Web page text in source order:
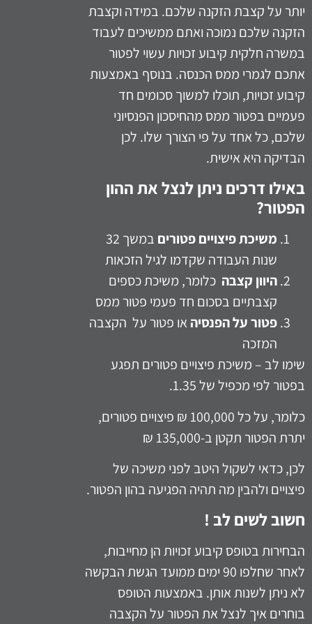
יותר על קצבת הזקנה שלכם. במידה וקצבת
הזקנה שלכם נמוכה ואתם ממשיכים לעבוד
במשרה חלקית קיבוע זכויות עשוי לפטור
אתכם לגמרי ממס הכנסה. בנוסף באמצעות
קיבוע זכויות, תוכלו למשוך סכומים חד
פעמיים בפטור ממס מהחיסכון הפנסיוני
שלכם, כל אחד על פי הצורך שלו. לכן
הבדיקה היא אישית.
באילו דרכים ניתן לנצל את ההון
הפטור?
משיכת פיצויים פטורים
במשך 32
שנות העבודה שקדמו לגיל הזכאות
היוון קצבה כלומר, משיכת כספים
קצבתיים בסכום חד פעמי פטור ממס
פטור על הפנסיהאו פטור על הקצבה
המזכה
שימו לב – משיכת פיצויים פטורים תפגע
בפטור לפי מכפיל של 1.35.
כלומר, על כל 100,000 ₪ פיצויים פטורים,
יתרת הפטור תקטן ב-135,000 ₪
לכן, כדאי לשקול היטב לפני משיכה של
פיצויים ולהבין מה תהיה הפגיעה בהון הפטור.
חשוב לשים לב !
הבחירות בטופס קיבוע זכויות הן מחייבות,
לאחר שחלפו 90 ימים ממועד הגשת הבקשה
לא ניתן לשנות אותן. באמצעות הטופס
בוחרים איך לנצל את הפטור על הקצבה